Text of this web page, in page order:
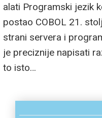
alati Programski jezik
postao COBOL 21.
strani servera i
je preciznije napisati
to isto…